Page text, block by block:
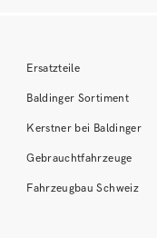
Ersatzteile
Baldinger Sortiment
Kerstner bei Baldinger
Gebrauchtfahrzeuge
Fahrzeugbau Schweiz